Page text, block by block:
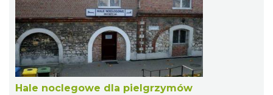
Hale noclegowe dla pielgrzymów